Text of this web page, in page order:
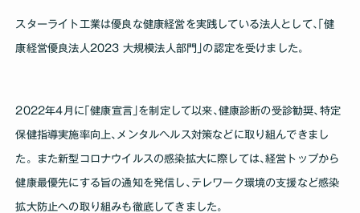
スターライト工業は優良な健康経営を実践している法人として､｢健
康経営優良法人2023 大規模法人部門｣の認定を受けました｡
2022年4月に｢健康宣言｣を制定して以来､健康診断の受診勧奨､特定
保健指導実施率向上､メンタルヘルス対策などに取り組んできまし
た。また新型コロナウイルスの感染拡大に際しては､経営トップから
健康最優先にする旨の通知を発信し､テレワーク環境の支援など感染
拡大防止への取り組みも徹底してきました｡